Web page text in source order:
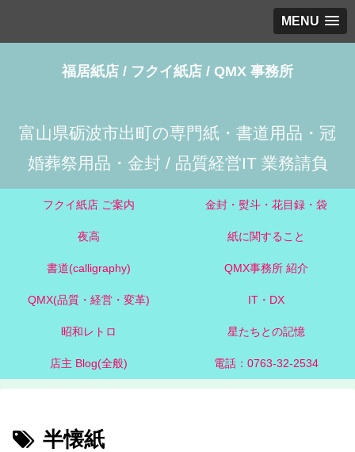
MENU
福居紙店 / フクイ紙店 / QMX 事務所
富山県砺波市出町の専門紙・書道用品・冠
婚葬祭用品・金封 / 品質経営IT 業務請負
フクイ紙店 ご案内 金封・熨斗・花目録・袋
夜高 紙に関すること
書道(calligraphy) QMX事務所 紹介
QMX(品質・経営・変革) IT・DX
昭和レトロ 星たちとの記憶
店主 Blog(全般) 電話：0763-32-2534
半懐紙